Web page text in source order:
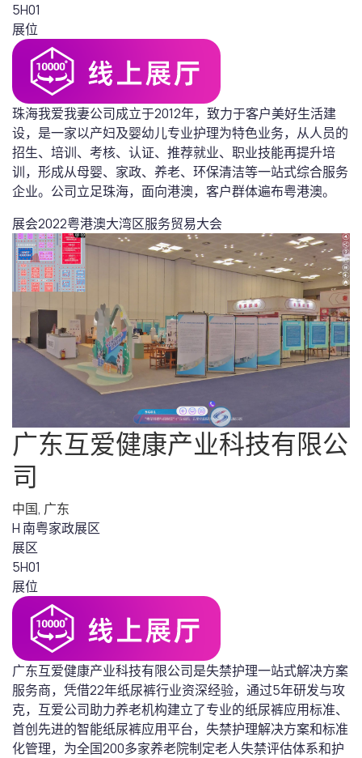
5H01
展位
珠海我爱我妻公司成立于2012年，致力于客户美好生活建
设，是一家以产妇及婴幼儿专业护理为特色业务，从人员的
招生、培训、考核、认证、推荐就业、职业技能再提升培
训，形成从母婴、家政、养老、环保清洁等一站式综合服务
企业。公司立足珠海，面向港澳，客户群体遍布粤港澳。
展会2022粤港澳大湾区服务贸易大会
广东互爱健康产业科技有限公
司
中国, 广东
H 南粤家政展区
展区
5H01
展位
广东互爱健康产业科技有限公司是失禁护理一站式解决方案
服务商，凭借22年纸尿裤行业资深经验，通过5年研发与攻
克，互爱公司助力养老机构建立了专业的纸尿裤应用标准、
首创先进的智能纸尿裤应用平台，失禁护理解决方案和标准
化管理，为全国200多家养老院制定老人失禁评估体系和护